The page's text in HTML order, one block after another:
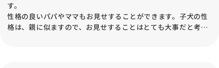
す。
性格の良いパパやママもお見せすることができます。子犬の性
格は、親に似ますので、お見せすることはとても大事だと考え